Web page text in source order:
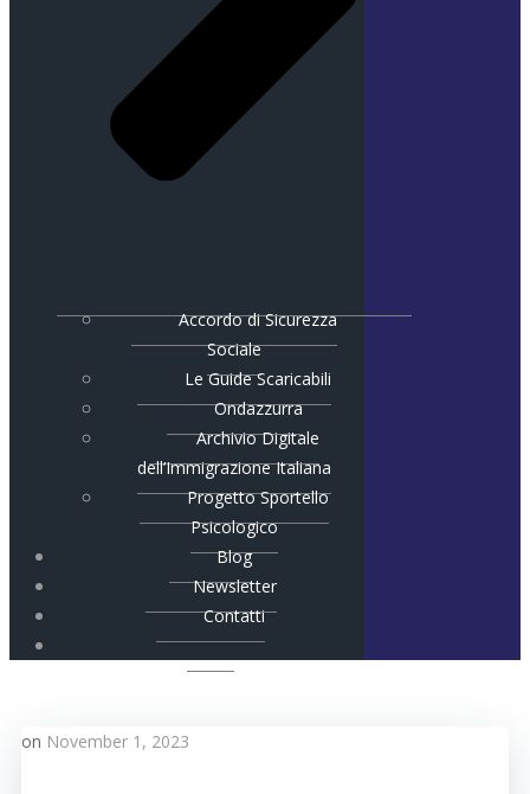
Accordo di Sicurezza
Sociale
Le Guide Scaricabili
Ondazzurra
Archivio Digitale
dell’Immigrazione Italiana
Progetto Sportello
Psicologico
Blog
Newsletter
Contatti
on November 1, 2023